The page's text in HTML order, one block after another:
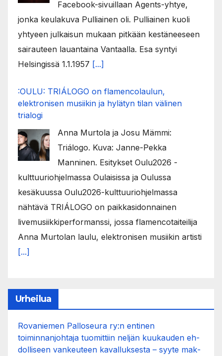
Facebook-sivuillaan Agents-yhtye,
jonka keulakuva Pulliainen oli. Pulliainen kuoli
yhtyeen julkaisun mukaan pitkään kestäneeseen
sairauteen lauantaina Vantaalla. Esa syntyi
Helsingissä 1.1.1957 [...]
:OULU: TRIÁLOGO on flamencolaulun,
elektronisen musiikin ja hylätyn tilan välinen
trialogi
Anna Murtola ja Josu Mämmi:
Triálogo. Kuva: Janne-Pekka
Manninen. Esitykset Oulu2026 -
kulttuuriohjelmassa Oulaisissa ja Oulussa
kesäkuussa Oulu2026-kulttuuriohjelmassa
nähtävä TRIÁLOGO on paikkasidonnainen
livemusiikkiperformanssi, jossa flamencotaiteilija
Anna Murtolan laulu, elektronisen musiikin artisti
[...]
Urheilua
Rovaniemen Palloseura ry:n entinen
toiminnanjohtaja tuo­mit­tiin neljän kuu­kau­den eh­
dol­li­seen van­keu­teen ka­val­luk­ses­ta – syyte mak­